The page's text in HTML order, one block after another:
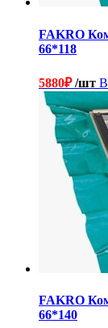
FAKRO
66*118
5880₽/шт В
FAKRO
66*140